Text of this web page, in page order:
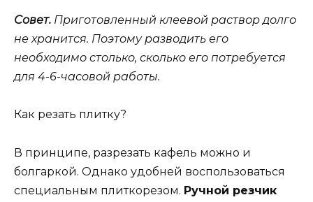
Совет. Приготовленный клеевой раствор долго
не хранится. Поэтому разводить его
необходимо столько, сколько его потребуется
для 4-6-часовой работы.
Как резать плитку?
В принципе, разрезать кафель можно и
болгаркой. Однако удобней воспользоваться
специальным плиткорезом. Ручной резчик